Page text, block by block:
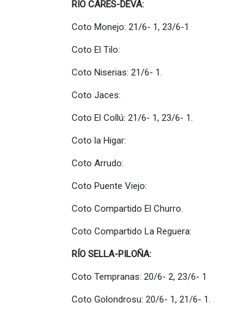
RÍO CARES-DEVA:
Coto Monejo: 21/6- 1, 23/6-1
Coto El Tilo: Total El
Coto Niserias: 21/6- 1. Total
Coto Jaces: Total
Coto El Collú: 21/6- 1, 23/6- 1.
Coto la Higar: Total La
Coto Arrudo: Total
Coto Puente Viejo: Total
Coto Compartido El Churro.
Coto Compartido La Reguera:
RÍO SELLA-PILOÑA:
Coto Tempranas: 20/6- 2, 23/6- 1
Coto Golondrosu: 20/6- 1, 21/6- 1.